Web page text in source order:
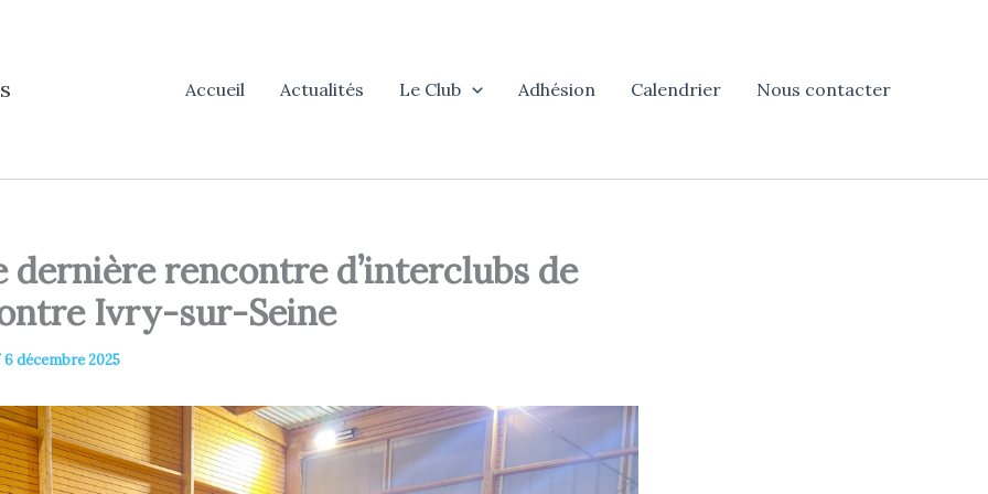
Accueil Actualités Le Club Adhésion Calendrier Nous contacter
dernière rencontre d’interclubs de
Ivry-sur-Seine
6 décembre 2025